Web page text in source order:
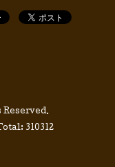
Reserved.
310312